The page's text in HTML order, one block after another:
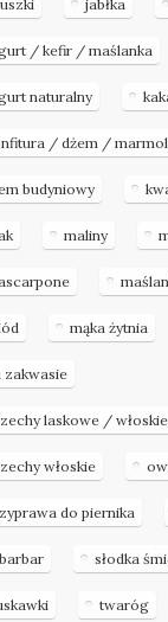
jabłka
/ kefir / maślanka
naturalny
/ dżem /
budyniowy
maliny
mąka żytnia
zakwasie
laskowe /
włoskie
do piernika
słodka
twaróg